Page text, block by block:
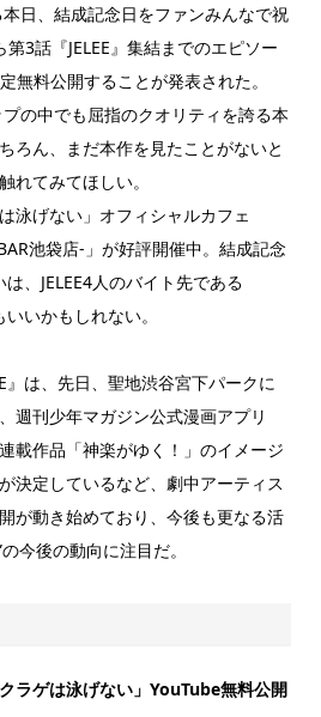
日、結成記念日をファンみんなで祝
3話『JELEE』集結までのエピソー
無料公開することが発表された。
の中でも屈指のクオリティを誇る本
ろん、まだ本作を見たことがないと
れてみてほしい。
泳げない」オフィシャルカフェ
池袋店-」が好評開催中。結成記念
は、JELEE4人のバイト先である
いかもしれない。
』は、先日、聖地渋谷宮下パークに
週刊少年マガジン公式漫画アプリ
載作品「神楽がゆく！」のイメージ
決定しているなど、劇中アーティス
が動き始めており、今後も更なる活
今後の動向に注目だ。
ラゲは泳げない」YouTube無料公開